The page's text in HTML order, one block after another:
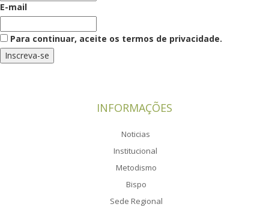
E-mail
Para continuar, aceite os termos de privacidade.
INFORMAÇÕES
Noticias
Institucional
Metodismo
Bispo
Sede Regional